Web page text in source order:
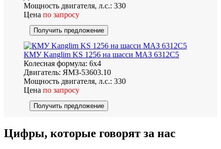
Мощность двигателя, л.с.: 330
Цена по запросу
Получить предложение
КМУ Kanglim KS 1256 на шасси МАЗ 6312C5
Колесная формула: 6х4
Двигатель: ЯМЗ-53603.10
Мощность двигателя, л.с.: 330
Цена по запросу
Получить предложение
Цифры, которые говорят за нас